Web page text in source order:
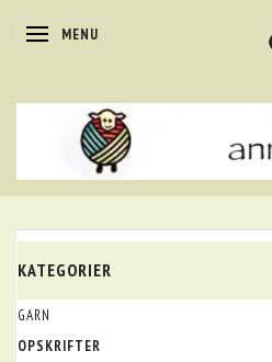
SKIFTE NAVIGATION
MENU
KATEGORIER
GARN
OPSKRIFTER